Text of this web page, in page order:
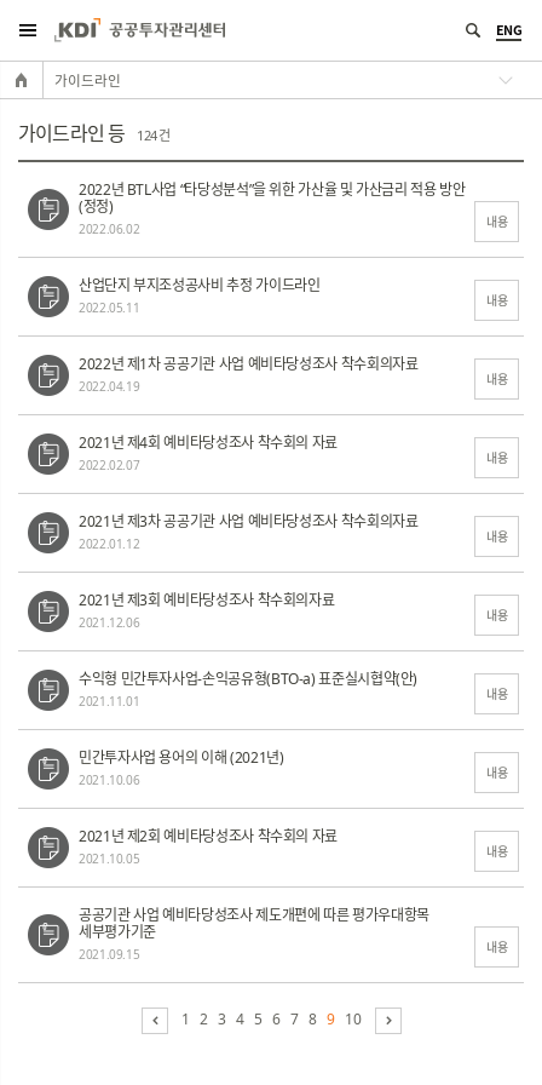
ENG
가이드라인
가이드라인 등 124 건
2022년 BTL사업 “타당성분석”을 위한 가산율 및 가산금리 적용 방안
(정정)
2022.06.02 내용
산업단지 부지조성공사비 추정 가이드라인
2022.05.11 내용
2022년 제1차 공공기관 사업 예비타당성조사 착수회의자료
2022.04.19 내용
2021년 제4회 예비타당성조사 착수회의 자료
2022.02.07 내용
2021년 제3차 공공기관 사업 예비타당성조사 착수회의자료
2022.01.12 내용
2021년 제3회 예비타당성조사 착수회의자료
2021.12.06 내용
수익형 민간투자사업-손익공유형(BTO-a) 표준실시협약(안)
2021.11.01 내용
민간투자사업 용어의 이해 (2021년)
2021.10.06 내용
2021년 제2회 예비타당성조사 착수회의 자료
2021.10.05 내용
공공기관 사업 예비타당성조사 제도개편에 따른 평가우대항목
세부평가기준
2021.09.15 내용
1 2 3 4 5 6 7 8 9 10